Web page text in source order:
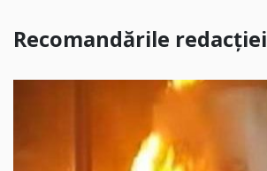
Recomandările redacției